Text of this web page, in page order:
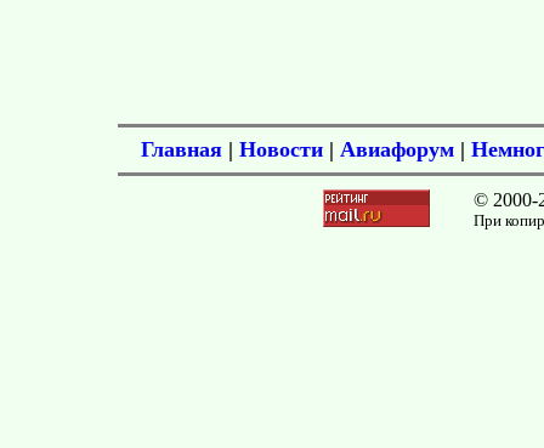
Главная | Новости | Авиафорум |
© 2000-
При